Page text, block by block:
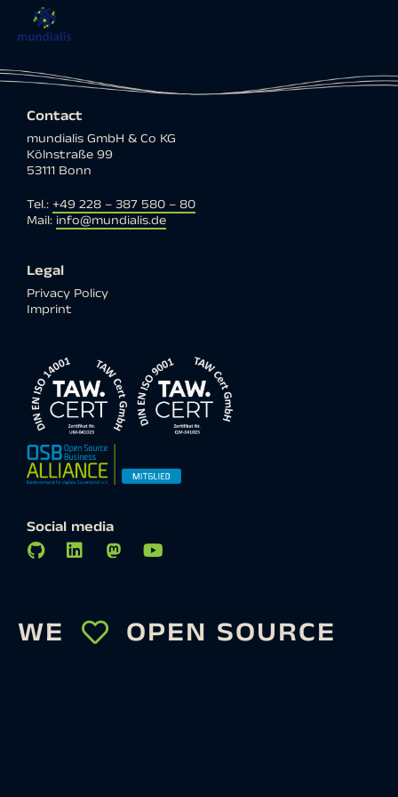
Contact
mundialis GmbH & Co KG
Kölnstraße 99
53111 Bonn
Tel.: +49 228 – 387 580 – 80
Mail: info@mundialis.de
Legal
Privacy Policy
Imprint
Social media
WE OPEN SOURCE